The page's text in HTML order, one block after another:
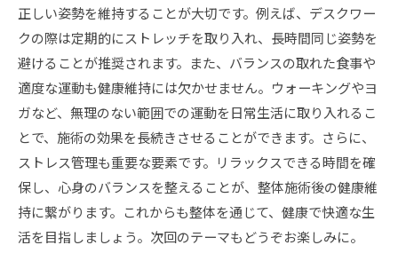
正しい姿勢を維持することが大切です。例えば、デスクワー
クの際は定期的にストレッチを取り入れ、長時間同じ姿勢を
避けることが推奨されます。また、バランスの取れた食事や
適度な運動も健康維持には欠かせません。ウォーキングやヨ
ガなど、無理のない範囲での運動を日常生活に取り入れるこ
とで、施術の効果を長続きさせることができます。さらに、
ストレス管理も重要な要素です。リラックスできる時間を確
保し、心身のバランスを整えることが、整体施術後の健康維
持に繋がります。これからも整体を通じて、健康で快適な生
活を目指しましょう。次回のテーマもどうぞお楽しみに。